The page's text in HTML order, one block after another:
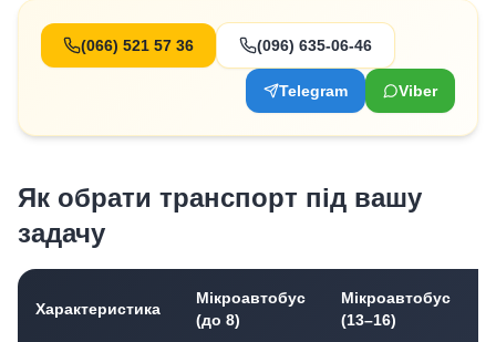
(066) 521 57 36 (096) 635-06-46
Telegram Viber
Як обрати транспорт під вашу
задачу
Характеристика
Мікроавтобус
(до 8)
Мікроавтобус
(13–16)